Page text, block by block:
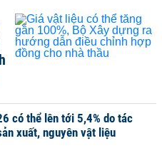
có thể lên tới 5,4% do tác
xuất, nguyên vật liệu